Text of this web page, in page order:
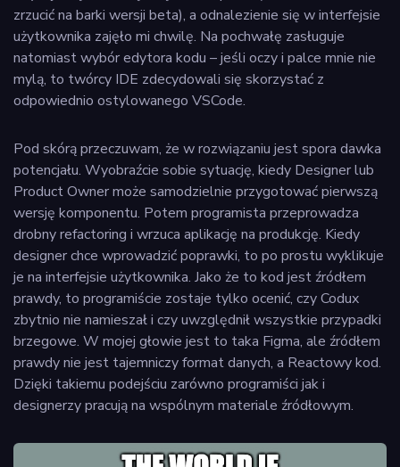
zrzucić na barki wersji beta), a odnalezienie się w interfejsie
użytkownika zajęło mi chwilę. Na pochwałę zasługuje
natomiast wybór edytora kodu – jeśli oczy i palce mnie nie
mylą, to twórcy IDE zdecydowali się skorzystać z
odpowiednio ostylowanego VSCode.
Pod skórą przeczuwam, że w rozwiązaniu jest spora dawka
potencjału. Wyobraźcie sobie sytuację, kiedy Designer lub
Product Owner może samodzielnie przygotować pierwszą
wersję komponentu. Potem programista przeprowadza
drobny refactoring i wrzuca aplikację na produkcję. Kiedy
designer chce wprowadzić poprawki, to po prostu wyklikuje
je na interfejsie użytkownika. Jako że to kod jest źródłem
prawdy, to programiście zostaje tylko ocenić, czy Codux
zbytnio nie namieszał i czy uwzględnił wszystkie przypadki
brzegowe. W mojej głowie jest to taka Figma, ale źródłem
prawdy nie jest tajemniczy format danych, a Reactowy kod.
Dzięki takiemu podejściu zarówno programiści jak i
designerzy pracują na wspólnym materiale źródłowym.